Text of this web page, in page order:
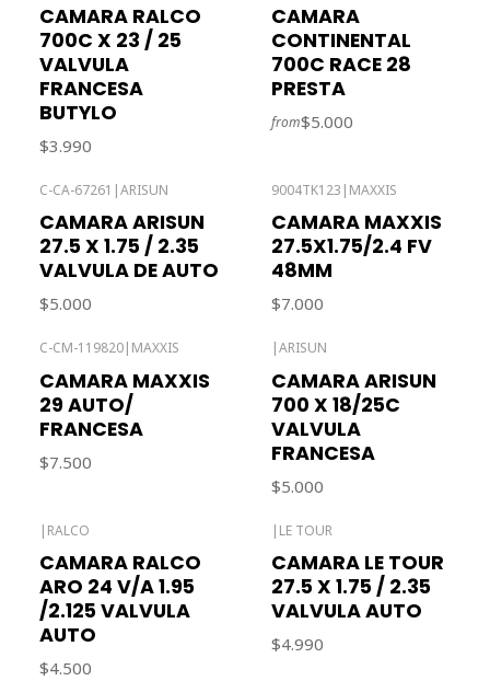
CAMARA RALCO
700C X 23 / 25
VALVULA
FRANCESA
BUTYLO
$3.990
CAMARA
CONTINENTAL
700C RACE 28
PRESTA
from$5.000
C-CA-67261 |ARISUN
CAMARA ARISUN
27.5 X 1.75 / 2.35
VALVULA DE AUTO
$5.000
9004TK123 | MAXXIS
CAMARA MAXXIS
27.5X1.75/2.4 FV
48MM
$7.000
C-CM-119820 MAXXIS
CAMARA MAXXIS
29 AUTO/
FRANCESA
$7.500
ARISUN
CAMARA ARISUN
700 X 18/25C
VALVULA
FRANCESA
$5.000
| RALCO
CAMARA RALCO
ARO 24 V/A 1.95
/2.125 VALVULA
AUTO
$4.500
| LE TOUR
CAMARA LE TOUR
27.5 X 1.75 / 2.35
VALVULA AUTO
$4.990